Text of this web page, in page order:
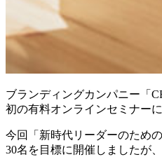
ブランディングカンパニー「
初の有料オンラインセミナー
今回「新時代リーダーのため
30名を目標に開催しましたが